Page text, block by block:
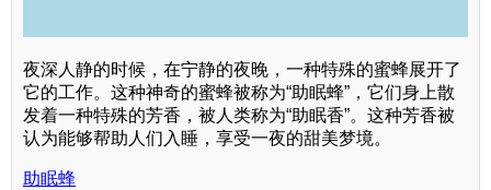
夜深人静的时候，在宁静的夜晚，一种特殊的蜜蜂展开了
它的工作。这种神奇的蜜蜂被称为“助眠蜂”，它们身上散
发着一种特殊的芳香，被人类称为“助眠香”。这种芳香被
认为能够帮助人们入睡，享受一夜的甜美梦境。
助眠蜂